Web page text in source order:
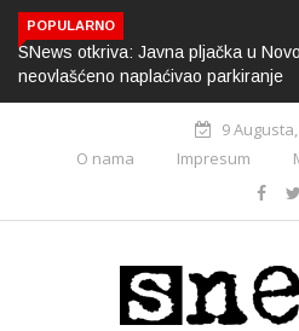
POPULARNO
SNews otkriva: Javna pljačka u
neovlašćeno naplaćivao parkiranje
9
O nama
Impresum